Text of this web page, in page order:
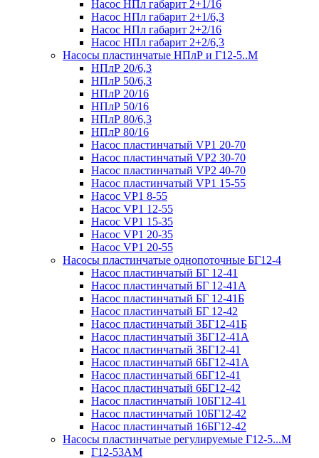
Насос НПл габарит 2+1/16
Насос НПл габарит 2+1/6,3
Насос НПл габарит 2+2/16
Насос НПл габарит 2+2/6,3
Насосы пластинчатые НПлР и Г12-5..М
НПлР 20/6,3
НПлР 50/6,3
НПлР 20/16
НПлР 50/16
НПлР 80/6,3
НПлР 80/16
Насос пластинчатый VP1 20-70
Насос пластинчатый VP2 30-70
Насос пластинчатый VP2 40-70
Насос пластинчатый VP1 15-55
Насос VP1 8-55
Насос VP1 12-55
Насос VP1 15-35
Насос VP1 20-35
Насос VP1 20-55
Насосы пластинчатые однопоточные БГ12-4
Насос пластинчатый БГ 12-41
Насос пластинчатый БГ 12-41А
Насос пластинчатый БГ 12-41Б
Насос пластинчатый БГ 12-42
Насос пластинчатый 3БГ12-41Б
Насос пластинчатый 3БГ12-41А
Насос пластинчатый 3БГ12-41
Насос пластинчатый 6БГ12-41А
Насос пластинчатый 6БГ12-41
Насос пластинчатый 6БГ12-42
Насос пластинчатый 10БГ12-41
Насос пластинчатый 10БГ12-42
Насос пластинчатый 16БГ12-42
Насосы пластинчатые регулируемые Г12-5...М
Г12-53АМ